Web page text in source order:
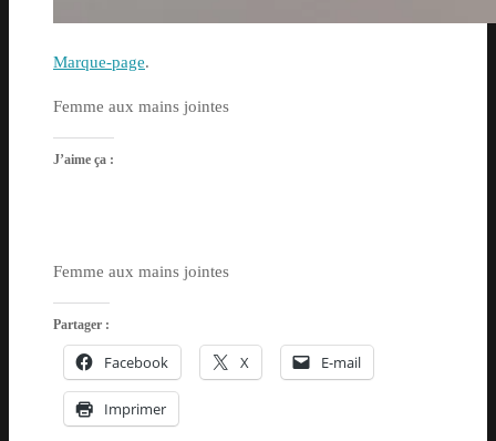
Marque-page.
Femme aux mains jointes
J’aime ça :
Femme aux mains jointes
Partager :
Facebook X E-mail
Imprimer